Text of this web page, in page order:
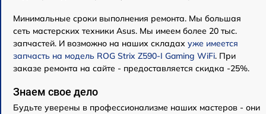
Минимальные сроки выполнения ремонта. Мы большая
сеть мастерских техники Asus. Мы имеем более 20 тыс.
запчастей. И возможно на наших складах уже имеется
запчасть на модель ROG Strix Z590-I Gaming WiFi. При
заказе ремонта на сайте - предоставляется скидка -25%.
Знаем свое дело
Будьте уверены в профессионализме наших мастеров - они